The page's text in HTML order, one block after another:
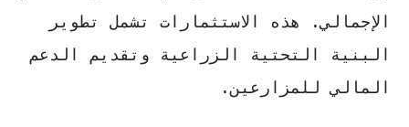
الإجمالي. هذه الاستثمارات تشمل تطوير
البنية التحتية الزراعية وتقديم الدعم
المالي للمزارعين.